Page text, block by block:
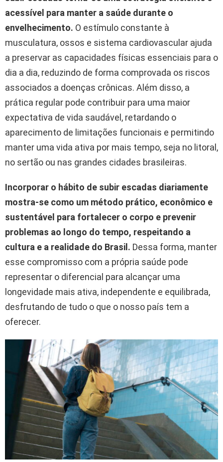
acessível para manter a saúde durante o
envelhecimento. O estímulo constante à
musculatura, ossos e sistema cardiovascular ajuda
a preservar as capacidades físicas essenciais para o
dia a dia, reduzindo de forma comprovada os riscos
associados a doenças crônicas. Além disso, a
prática regular pode contribuir para uma maior
expectativa de vida saudável, retardando o
aparecimento de limitações funcionais e permitindo
manter uma vida ativa por mais tempo, seja no litoral,
no sertão ou nas grandes cidades brasileiras.
Incorporar o hábito de subir escadas diariamente
mostra-se como um método prático, econômico e
sustentável para fortalecer o corpo e prevenir
problemas ao longo do tempo, respeitando a
cultura e a realidade do Brasil. Dessa forma, manter
esse compromisso com a própria saúde pode
representar o diferencial para alcançar uma
longevidade mais ativa, independente e equilibrada,
desfrutando de tudo o que o nosso país tem a
oferecer.